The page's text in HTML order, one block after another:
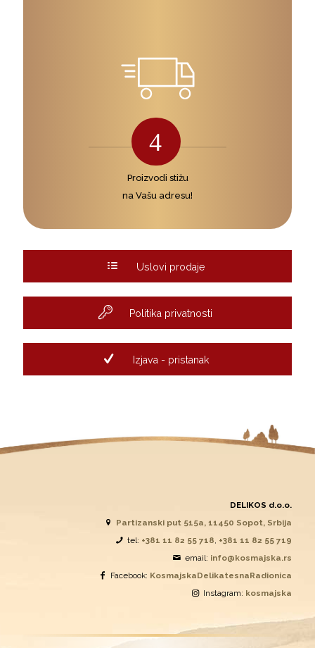
4
Proizvodi stižu
na Vašu adresu!
Uslovi prodaje
Politika privatnosti
Izjava - pristanak
DELIKOS d.o.o.
Partizanski put 515a, 11450 Sopot, Srbija
tel: +381 11 82 55 718, +381 11 82 55 719
email: info@kosmajska.rs
Facebook: KosmajskaDelikatesnaRadionica
Instagram: kosmajska